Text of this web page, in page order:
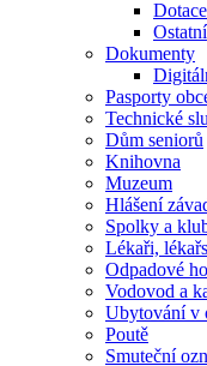
Ostatní
Dokumenty
Pasporty
Technické
Dům seniorů
Knihovna
Muzeum
Hlášení
Spolky a
Lékaři,
Odpadové
Vodovod a
Ubytování v
Poutě
Smuteční